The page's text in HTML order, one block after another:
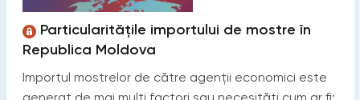
Particularitățile importului de mostre în
Republica Moldova
Importul mostrelor de către agenții economici este